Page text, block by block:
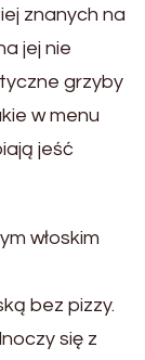
znanych na
jej nie
grzyby
w menu
jeść
włoskim
bez pizzy.
się z